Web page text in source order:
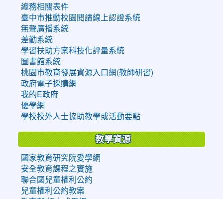
總務相關表件
臺中市推動校園閱讀線上認證系統
無聲廣播系統
差勤系統
學習扶助方案科技化評量系統
圖書館系統
桃園市教育發展資源入口網(教師研習)
政府電子採購網
我的E政府
優學網
學校校外人士協助教學或活動要點
教學資源
國家教育研究院愛學網
安全教育課程之實施
聯合國兒童權利公約
兒童權利公約教案